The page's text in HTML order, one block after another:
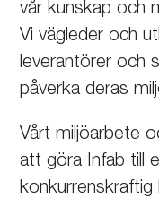
vår kunskap och
Vi vägleder och
leverantörer och
påverka deras
Vårt miljöarbete
att göra Infab till
konkurrenskraftig